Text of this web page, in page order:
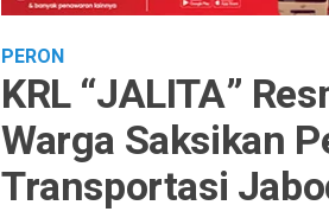
PERON
KRL “JALITA”
Warga Saksikan
Transportasi